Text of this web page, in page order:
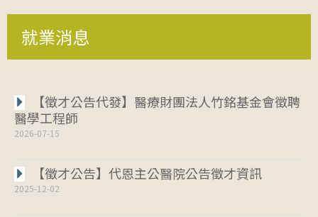
就業消息
【徵才公告代發】醫療財團法人竹銘基金會徵聘
醫學工程師
2026-07-15
【徵才公告】代恩主公醫院公告徵才資訊
2025-12-02